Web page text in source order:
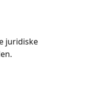
juridiske